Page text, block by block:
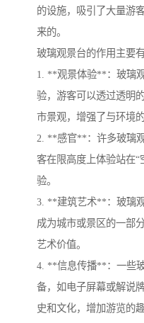
的设施，吸引了大量游
来的。
玻璃观景台的作用主要
1. **观景体验**：玻璃
验，游客可以透过透明
市景观，增强了与环境的
2. **感官**：许多玻璃
客在限高度上体验站在
验。
3. **建筑艺术**：玻璃
成为城市或景区的一部
艺术价值。
4. **信息传播**：一些
备，如电子屏幕或解说
史和文化，增加游览的